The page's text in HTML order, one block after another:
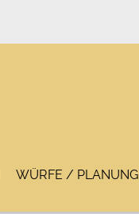
WÜRFE / PLANUNG